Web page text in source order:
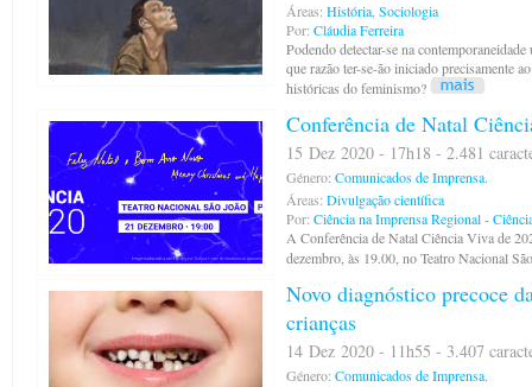
Áreas: História Sociologia
Por: Cláudia Ferreira
Podendo detectar-se na
que razão ter-se-ão iniciado precisamente
históricas do feminismo?
Conferência de Natal
15 Dez 2020 - 17h18 - 2.481
Género: Comunicados de Imprensa.
Áreas: Divulgação científica
Por: Ciência na Imprensa Regional -
A Conferência de Natal Ciência Viva de
dezembro, às 19.00, no Teatro Nacional
Novo diagnóstico precoce
crianças
14 Dez 2020 - 11h55 - 3.407
Género: Comunicados de Imprensa.